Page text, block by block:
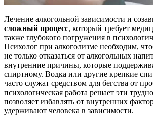
Лечение алкогольной зависимости и
сложный процесс, который требует
также глубокого погружения в
Психолог при алкоголизме необходим,
не только отказаться от алкогольных
внутренние причины, которые
спиртному. Водка или другие крепкие
часто служат средством для бегства от
психологическая работа решает эти
позволяет избавлять от внутренних
удерживают человека в зависимости.